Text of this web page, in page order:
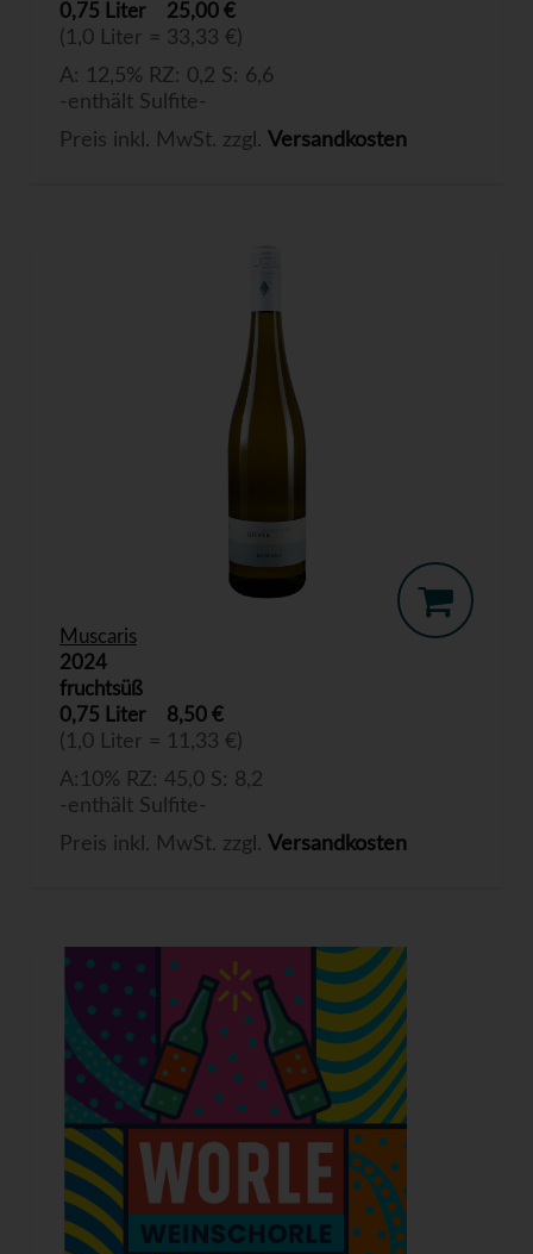
0,75 Liter
25,00 €
(1,0 Liter = 33,33 €)
A: 12,5% RZ: 0,2 S: 6,6
-enthält Sulfite-
Preis inkl. MwSt. zzgl. Versandkosten
Muscaris
2024
fruchtsüß
0,75 Liter
8,50 €
(1,0 Liter = 11,33 €)
A:10% RZ: 45,0 S: 8,2
-enthält Sulfite-
Preis inkl. MwSt. zzgl. Versandkosten